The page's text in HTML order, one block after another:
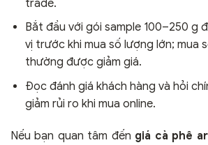
trade.
Bắt đầu với gói sample 100–250 g
vị trước khi mua số lượng lớn; mua
thường được giảm giá.
Đọc đánh giá khách hàng và hỏi
giảm rủi ro khi mua online.
Nếu bạn quan tâm đến giá cà phê